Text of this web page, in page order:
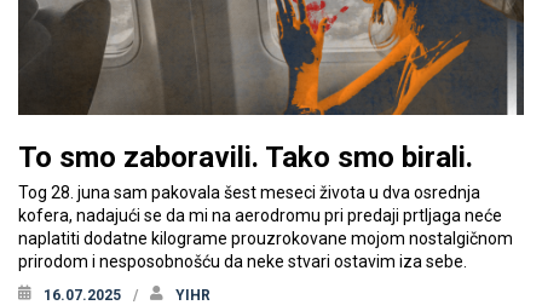
To smo zaboravili. Tako smo birali.
Tog 28. juna sam pakovala šest meseci života u dva osrednja
kofera, nadajući se da mi na aerodromu pri predaji prtljaga neće
naplatiti dodatne kilograme prouzrokovane mojom nostalgičnom
prirodom i nesposobnošću da neke stvari ostavim iza sebe.
16.07.2025 YIHR